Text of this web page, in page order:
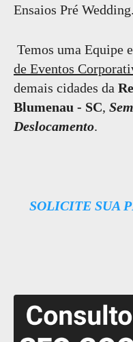
Ensaios Pré Wedding.
Temos uma Equipe
de Eventos
demais cidades da
Blumenau - SC,
Deslocamento.
SOLICITE SUA